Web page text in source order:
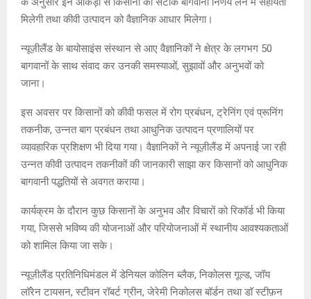
मिलेगी तथा कीवी उत्पादन को वैज्ञानिक आधार मिलेगा।
न्यूज़ीलैंड के बायोसाइंस संस्थान से आए वैज्ञानिकों ने क्षेत्र के लगभग 50
बागवानों के साथ संवाद कर उनकी समस्याओं, सुझावों और अनुभवों को
जाना।
इस अवसर पर किसानों को कीवी फसल में रोग प्रबंधन, ट्रेनिंग एवं प्रूनिंग
तकनीक, उन्नत बाग प्रबंधन तथा आधुनिक उत्पादन प्रणालियों पर
व्यावहारिक प्रशिक्षण भी दिया गया। वैज्ञानिकों ने न्यूज़ीलैंड में अपनाई जा रही
उन्नत कीवी उत्पादन तकनीकों की जानकारी साझा कर किसानों को आधुनिक
बागवानी पद्धतियों से अवगत कराया।
कार्यक्रम के दौरान कुछ किसानों के अनुभव और विचारों को रिकॉर्ड भी किया
गया, जिससे भविष्य की योजनाओं और परियोजनाओं में स्थानीय आवश्यकताओं
को शामिल किया जा सके।
न्यूज़ीलैंड प्रतिनिधिमंडल में डेनियल कोलिन ब्लैक, निकोलस गूल्ड, जॉय
लॉरेन टायसन, स्टीवन रॉबर्ट ग्रीन, जेरेमी निकोलस बॉर्डन तथा डॉ स्टीफ़न